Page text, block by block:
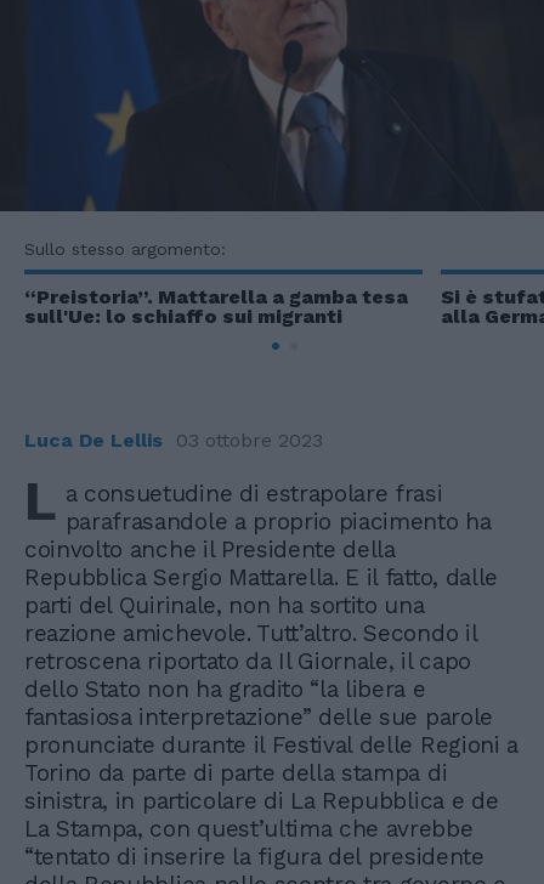
Sullo stesso argomento:
“Preistoria”. Mattarella a gamba tesa
sull'Ue: lo schiaffo sui migranti
Si è
alla
Luca De Lellis 03 ottobre 2023
L a consuetudine di estrapolare frasi
parafrasandole a proprio piacimento ha
coinvolto anche il Presidente della
Repubblica Sergio Mattarella. E il fatto, dalle
parti del Quirinale, non ha sortito una
reazione amichevole. Tutt’altro. Secondo il
retroscena riportato da Il Giornale, il capo
dello Stato non ha gradito “la libera e
fantasiosa interpretazione” delle sue parole
pronunciate durante il Festival delle Regioni a
Torino da parte di parte della stampa di
sinistra, in particolare di La Repubblica e de
La Stampa, con quest’ultima che avrebbe
“tentato di inserire la figura del presidente